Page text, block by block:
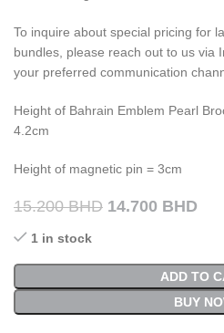
To inquire about special pricing for
bundles, please reach out to us via
your preferred communication
Height of Bahrain Emblem Pearl
4.2cm
Height of magnetic pin = 3cm
15.200BHD 14.700 BHD
1 in stock
ADD TO
BUY